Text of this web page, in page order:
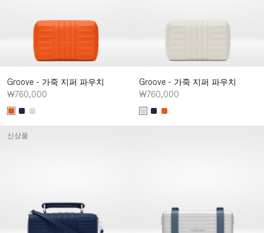
Groove - 가죽 지퍼 파우치
₩760,000
Groove - 가죽 지퍼 파우치
₩760,000
신상품